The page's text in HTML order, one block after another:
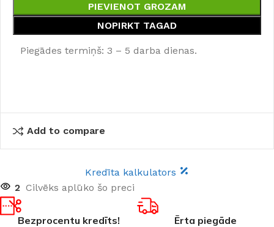
PIEVIENOT GROZAM
NOPIRKT TAGAD
Piegādes termiņš: 3 – 5 darba dienas.
Add to compare
Kredīta kalkulators
2 Cilvēks aplūko šo preci
Bezprocentu kredīts! Ērta piegāde